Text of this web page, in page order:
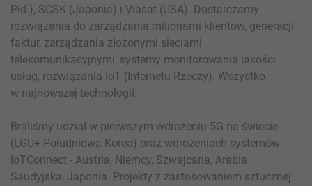
Płd.), SCSK (Japonia) i Viasat (USA). Dostarczamy
rozwiązania do zarządzania milionami klientów, generacji
faktur, zarządzania złożonymi sieciami
telekomunikacyjnymi, systemy monitorowania jakości
usług, rozwiązania IoT (Internetu Rzeczy). Wszystko
w najnowszej technologii.
Braliśmy udział w pierwszym wdrożeniu 5G na świecie
(LGU+ Południowa Korea) oraz wdrożeniach systemów
IoTConnect - Austria, Niemcy, Szwajcaria, Arabia
Saudyjska, Japonia. Projekty z zastosowaniem sztucznej